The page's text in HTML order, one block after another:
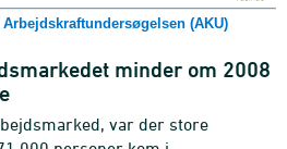
Arbejdskraftundersøgelsen (AKU)
minder om 2008
var der store